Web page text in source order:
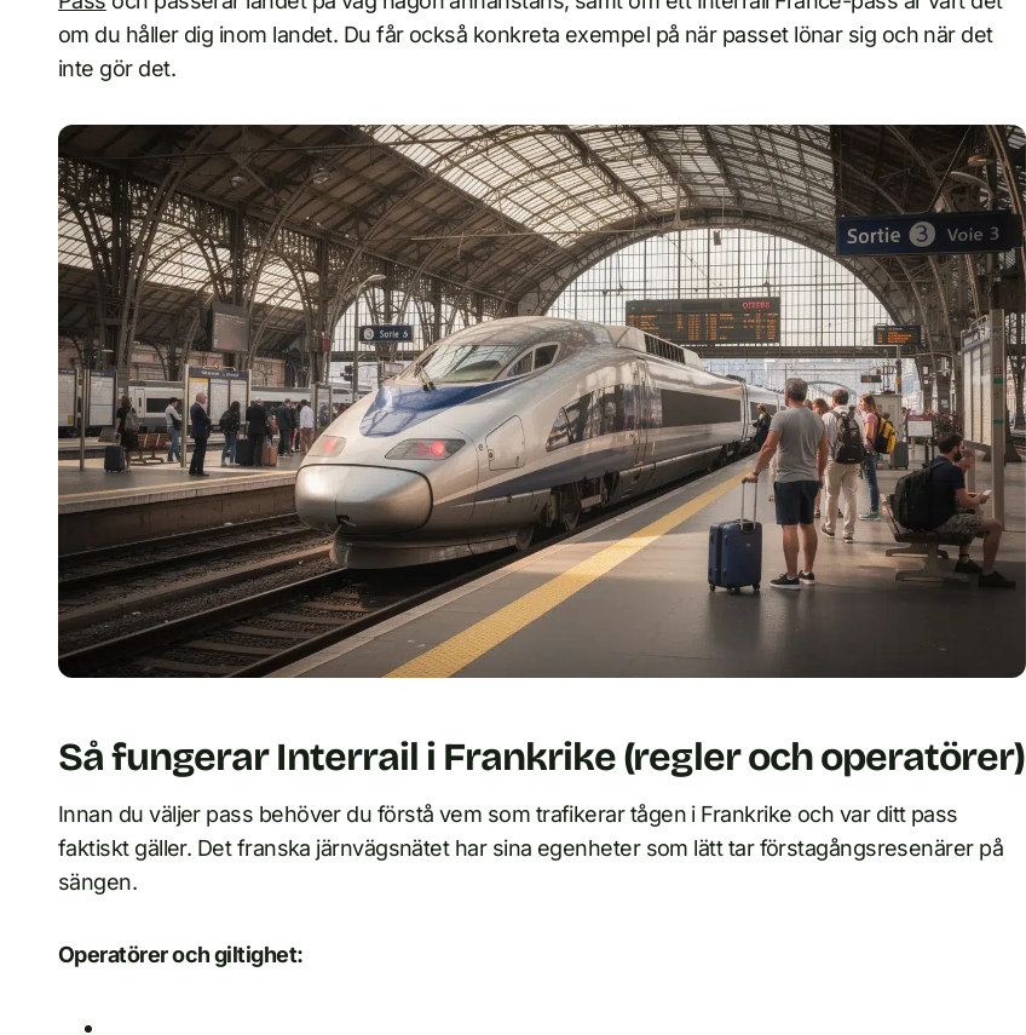
om du håller dig inom landet. Du får också konkreta exempel på när passet lönar sig och när det
inte gör det.
Så fungerar Interrail i Frankrike (regler och operatörer)
Innan du väljer pass behöver du förstå vem som trafikerar tågen i Frankrike och var ditt pass
faktiskt gäller. Det franska järnvägsnätet har sina egenheter som lätt tar förstagångsresenärer på
sängen.
Operatörer och giltighet: